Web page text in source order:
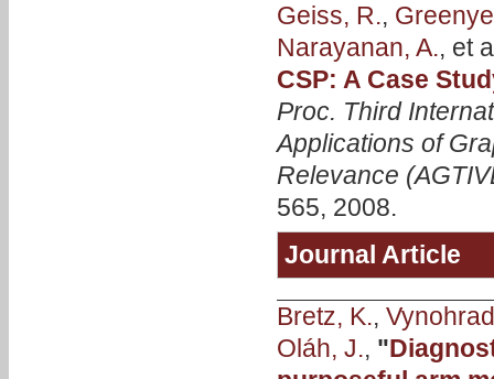
Geiss, R.,
Narayanan, A., et
CSP: A Case
Proc. Third
Applications of
Relevance
565, 2008.
Journal Article
Bretz, K.,
Oláh, J., "